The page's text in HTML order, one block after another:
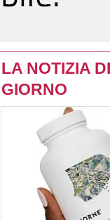
LA NOTIZIA
GIORNO